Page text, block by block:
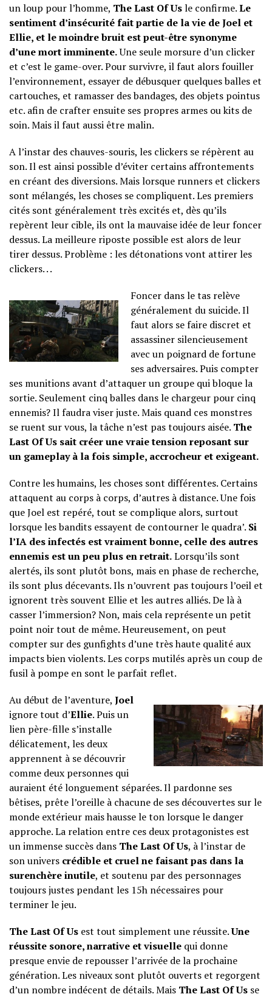
un loup pour l’homme, The Last Of Usle confirme.Le
sentiment d’insécurité fait partie de la vie de Joel et
Ellie, et le moindre bruit est peut-être synonyme
d’une mort imminente.Une seule morsure d’un clicker
et c’est le game-over. Pour survivre, il faut alors fouiller
l’environnement, essayer de débusquer quelques balles et
cartouches, et ramasser des bandages, des objets pointus
etc. afin de crafter ensuite ses propres armes ou kits de
soin. Mais il faut aussi être malin.
A l’instar des chauves-souris, les clickers se répèrent au
son. Il est ainsi possible d’éviter certains affrontements
en créant des diversions. Mais lorsque runners et clickers
sont mélangés, les choses se compliquent. Les premiers
cités sont généralement très excités et, dès qu’ils
repèrent leur cible, ils ont la mauvaise idée de leur foncer
dessus. La meilleure riposte possible est alors de leur
tirer dessus. Problème : les détonations vont attirer les
clickers. . .
Foncer dans le tas relève
généralement du suicide. Il
faut alors se faire discret et
assassiner silencieusement
avec un poignard de fortune
ses adversaires. Puis compter
ses munitions avant d’attaquer un groupe qui bloque la
sortie. Seulement cinq balles dans le chargeur pour cinq
ennemis? Il faudra viser juste. Mais quand ces monstres
se ruent sur vous, la tâche n’est pas toujours aisée. The
Last Of Us sait créer une vraie tension reposant sur
un gameplay à la fois simple, accrocheur et exigeant.
Contre les humains, les choses sont différentes. Certains
attaquent au corps à corps, d’autres à distance. Une fois
que Joel est repéré, tout se complique alors, surtout
lorsque les bandits essayent de contourner le quadra’. Si
l’IA des infectés est vraiment bonne, celle des autres
ennemis est un peu plus en retrait.Lorsqu’ils sont
alertés, ils sont plutôt bons, mais en phase de recherche,
ils sont plus décevants. Ils n’ouvrent pas toujours l’oeil et
ignorent très souvent Ellie et les autres alliés. De là à
casser l’immersion? Non, mais cela représente un petit
point noir tout de même. Heureusement, on peut
compter sur des gunfights d’une très haute qualité aux
impacts bien violents. Les corps mutilés après un coup de
fusil à pompe en sont le parfait reflet.
Au début de l’aventure, Joel
ignore tout d’Ellie. Puis un
lien père-fille s’installe
délicatement, les deux
apprennent à se découvrir
comme deux personnes qui
auraient été longuement séparées. Il pardonne ses
bêtises, prête l’oreille à chacune de ses découvertes sur le
monde extérieur mais hausse le ton lorsque le danger
approche. La relation entre ces deux protagonistes est
un immense succès dans The Last Of Us, à l’instar de
son univers crédible et cruel ne faisant pas dans la
surenchère inutile, et soutenu par des personnages
toujours justes pendant les 15h nécessaires pour
terminer le jeu.
The Last Of Us est tout simplement une réussite.Une
réussite sonore, narrative et visuelle qui donne
presque envie de repousser l’arrivée de la prochaine
génération. Les niveaux sont plutôt ouverts et regorgent
d’un nombre indécent de détails. Mais The Last Of Us se